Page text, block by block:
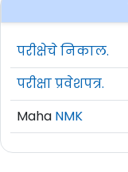
परीक्षेचे निकाल.
परीक्षा प्रवेशपत्र.
Maha NMK